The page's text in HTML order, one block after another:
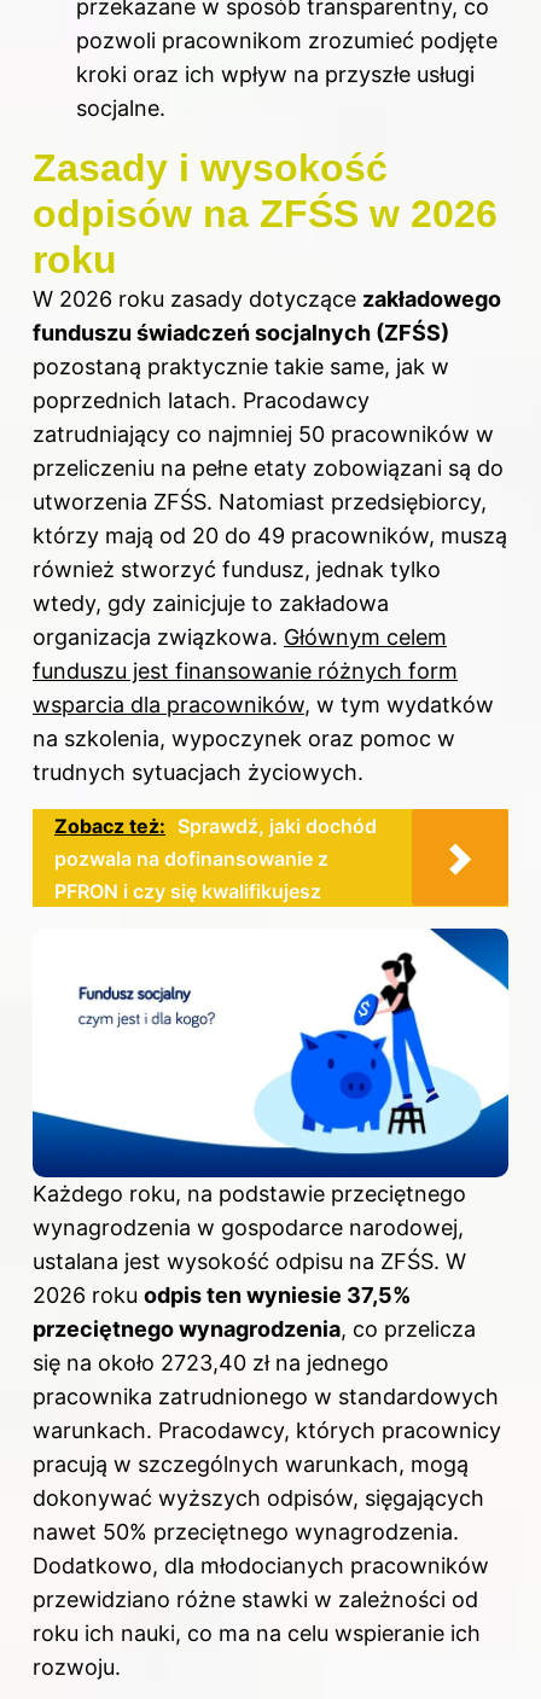
przekazane w sposób transparentny, co
pozwoli pracownikom zrozumieć podjęte
kroki oraz ich wpływ na przyszłe usługi
socjalne.
Zasady i wysokość
odpisów na ZFŚS w 2026
roku
W 2026 roku zasady dotyczące zakładowego
funduszu świadczeń socjalnych (ZFŚS)
pozostaną praktycznie takie same, jak w
poprzednich latach. Pracodawcy
zatrudniający co najmniej 50 pracowników w
przeliczeniu na pełne etaty zobowiązani są do
utworzenia ZFŚS. Natomiast przedsiębiorcy,
którzy mają od 20 do 49 pracowników, muszą
również stworzyć fundusz, jednak tylko
wtedy, gdy zainicjuje to zakładowa
organizacja związkowa. Głównym celem
funduszu jest finansowanie różnych form
wsparcia dla pracowników, w tym wydatków
na szkolenia, wypoczynek oraz pomoc w
trudnych sytuacjach życiowych.
Zobacz też: Sprawdź, jaki dochód
pozwala na dofinansowanie z
PFRON i czy się kwalifikujesz
Każdego roku, na podstawie przeciętnego
wynagrodzenia w gospodarce narodowej,
ustalana jest wysokość odpisu na ZFŚS. W
2026 roku odpis ten wyniesie 37,5%
przeciętnego wynagrodzenia, co przelicza
się na około 2723,40 zł na jednego
pracownika zatrudnionego w standardowych
warunkach. Pracodawcy, których pracownicy
pracują w szczególnych warunkach, mogą
dokonywać wyższych odpisów, sięgających
nawet 50% przeciętnego wynagrodzenia.
Dodatkowo, dla młodocianych pracowników
przewidziano różne stawki w zależności od
roku ich nauki, co ma na celu wspieranie ich
rozwoju.